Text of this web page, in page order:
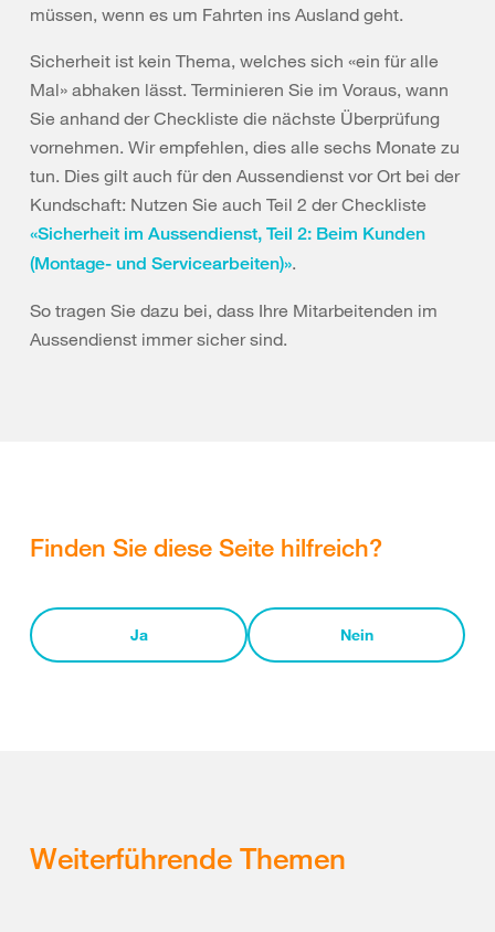
müssen, wenn es um Fahrten ins Ausland geht.
Sicherheit ist kein Thema, welches sich «ein für alle
Mal» abhaken lässt. Terminieren Sie im Voraus, wann
Sie anhand der Checkliste die nächste Überprüfung
vornehmen. Wir empfehlen, dies alle sechs Monate zu
tun. Dies gilt auch für den Aussendienst vor Ort bei der
Kundschaft: Nutzen Sie auch Teil 2 der Checkliste
«Sicherheit im Aussendienst, Teil 2: Beim Kunden
(Montage- und Servicearbeiten)».
So tragen Sie dazu bei, dass Ihre Mitarbeitenden im
Aussendienst immer sicher sind.
Finden Sie diese Seite hilfreich?
Ja Nein
Weiterführende Themen